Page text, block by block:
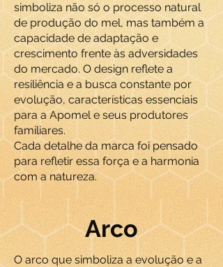
simboliza não só o processo natural
de produção do mel, mas também a
capacidade de adaptação e
crescimento frente às adversidades
do mercado. O design reflete a
resiliência e a busca constante por
evolução, características essenciais
para a Apomel e seus produtores
familiares.
Cada detalhe da marca foi pensado
para refletir essa força e a harmonia
com a natureza.
Arco
O arco que simboliza a evolução e a